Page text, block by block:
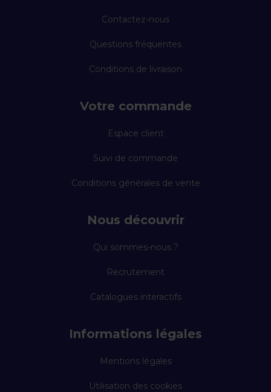
Contactez-nous
Questions fréquentes
Conditions de livraison
Votre commande
Espace client
Suivi de commande
Conditions générales de vente
Nous découvrir
Qui sommes-nous ?
Recrutement
Catalogues interactifs
Informations légales
Mentions légales
Utilisation des cookies